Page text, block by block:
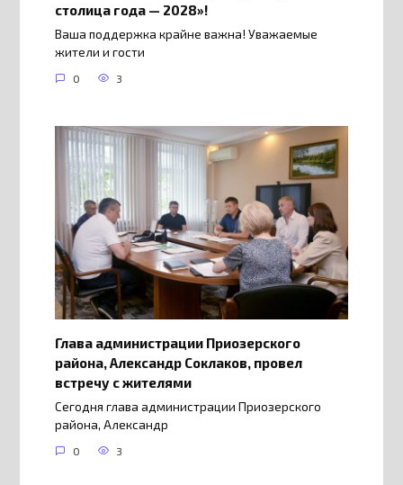
столица года — 2028»!
Ваша поддержка крайне важна! Уважаемые
жители и гости
0 3
Глава администрации Приозерского
района, Александр Соклаков, провел
встречу с жителями
Сегодня глава администрации Приозерского
района, Александр
0 3